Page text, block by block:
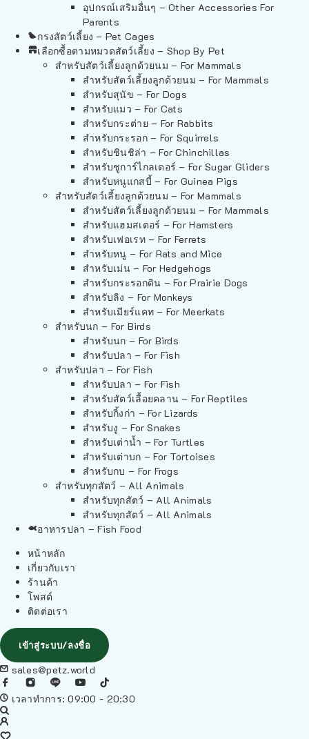
อุปกรณ์เสริมอื่นๆ – Other Accessories For
Parents
กรงสัตว์เลี้ยง – Pet Cages
เลือกซื้อตามหมวดสัตว์เลี้ยง – Shop By Pet
สำหรับสัตว์เลี้ยงลูกด้วยนม – For Mammals
สำหรับสัตว์เลี้ยงลูกด้วยนม – For Mammals
สำหรับสุนัข – For Dogs
สำหรับแมว – For Cats
สำหรับกระต่าย – For Rabbits
สำหรับกระรอก – For Squirrels
สำหรับชินชิล่า – For Chinchillas
สำหรับชูการ์ไกลเดอร์ – For Sugar Gliders
สำหรับหนูแกสบี้ – For Guinea Pigs
สำหรับสัตว์เลี้ยงลูกด้วยนม – For Mammals
สำหรับสัตว์เลี้ยงลูกด้วยนม – For Mammals
สำหรับแฮมสเตอร์ – For Hamsters
สำหรับเฟอเรท – For Ferrets
สำหรับหนู – For Rats and Mice
สำหรับเม่น – For Hedgehogs
สำหรับกระรอกดิน – For Prairie Dogs
สำหรับลิง – For Monkeys
สำหรับเมียร์แคท – For Meerkats
สำหรับนก – For Birds
สำหรับนก – For Birds
สำหรับปลา – For Fish
สำหรับปลา – For Fish
สำหรับปลา – For Fish
สำหรับสัตว์เลื้อยคลาน – For Reptiles
สำหรับกิ้งก่า – For Lizards
สำหรับงู – For Snakes
สำหรับเต่าน้ำ – For Turtles
สำหรับเต่าบก – For Tortoises
สำหรับกบ – For Frogs
สำหรับทุกสัตว์ – All Animals
สำหรับทุกสัตว์ – All Animals
สำหรับทุกสัตว์ – All Animals
อาหารปลา – Fish Food
หน้าหลัก
เกี่ยวกับเรา
ร้านค้า
โพสต์
ติดต่อเรา
เข้าสู่ระบบ/ลงชื่อ
sales@petz.world
เวลาทำการ: 09:00 - 20:30